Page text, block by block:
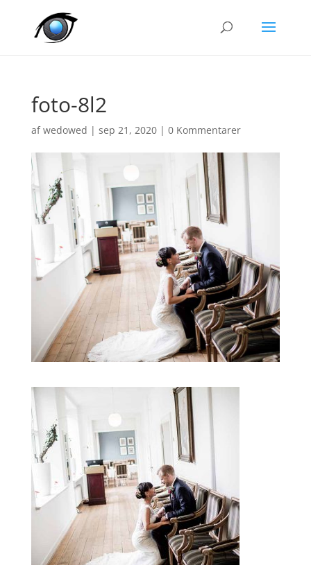
foto-8l2
afwedowed | sep 21, 2020| 0 Kommentarer